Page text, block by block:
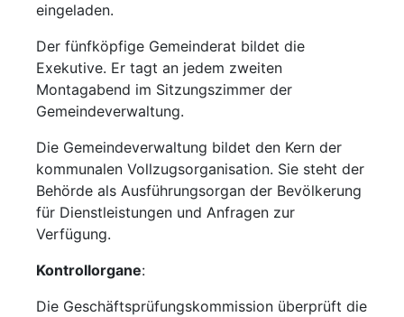
eingeladen.
Der fünfköpfige Gemeinderat bildet die
Exekutive. Er tagt an jedem zweiten
Montagabend im Sitzungszimmer der
Gemeindeverwaltung.
Die Gemeindeverwaltung bildet den Kern der
kommunalen Vollzugsorganisation. Sie steht der
Behörde als Ausführungsorgan der Bevölkerung
für Dienstleistungen und Anfragen zur
Verfügung.
Kontrollorgane:
Die Geschäftsprüfungskommission überprüft die